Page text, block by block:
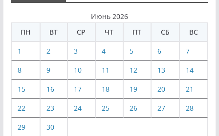
Июнь 2026
ПН
ВТ СР ЧТ ПТ СБ ВС
1 2 3 4 5 6 7
8 9 10 11 12 13 14
15 16 17 18 19 20 21
22 23 24 25 26 27 28
29 30